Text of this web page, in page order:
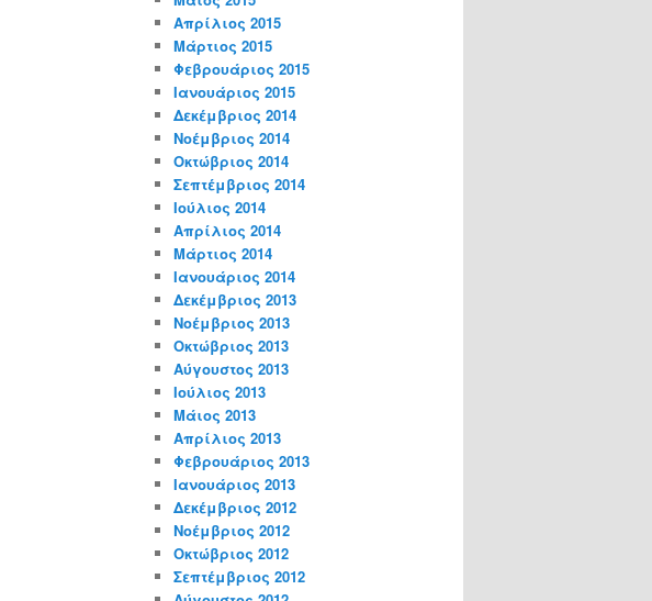
Απρίλιος 2015
Μάρτιος 2015
Φεβρουάριος 2015
Ιανουάριος 2015
Δεκέμβριος 2014
Νοέμβριος 2014
Οκτώβριος 2014
Σεπτέμβριος 2014
Ιούλιος 2014
Απρίλιος 2014
Μάρτιος 2014
Ιανουάριος 2014
Δεκέμβριος 2013
Νοέμβριος 2013
Οκτώβριος 2013
Αύγουστος 2013
Ιούλιος 2013
Μάιος 2013
Απρίλιος 2013
Φεβρουάριος 2013
Ιανουάριος 2013
Δεκέμβριος 2012
Νοέμβριος 2012
Οκτώβριος 2012
Σεπτέμβριος 2012